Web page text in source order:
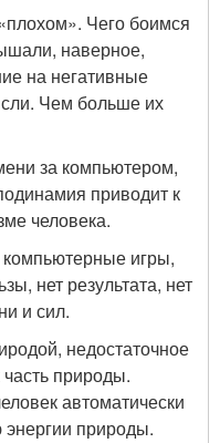
. Чего боимся
наверное,
на негативные
Чем больше их
за компьютером,
приводит к
человека.
игры,
нет результата, нет
и сил.
недостаточное
природы.
автоматически
природы.